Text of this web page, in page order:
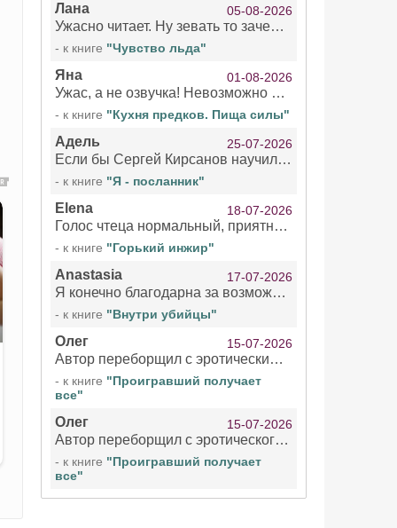
Лана 05-08-2026
Ужасно читает. Ну зевать то зачем. Уже не говорю, что ударения ставит, как хочет.
- к книге "Чувство льда"
Яна 01-08-2026
Ужас, а не озвучка! Невозможно вникать в смысл текста из за кривляний чтеца
- к книге "Кухня предков. Пища силы"
Адель 25-07-2026
Если бы Сергей Кирсанов научился не сглатывать каждые 1-2 минуты слюну, так что слышно в микрофоне и, что вызывает отвращение, то мелжно было бы слушать.
- к книге "Я - посланник"
Elena 18-07-2026
Голос чтеца нормальный, приятный тембр. Мне очень понравилось озвучивание рассказа. Очень странный отзыв Надежды. Может у неё что-то с нервами?
- к книге "Горький инжир"
Anastasia 17-07-2026
Я конечно благодарна за возможность бесплатно слушать книги даже новинки , но чтение этой книги просто ужасно
- к книге "Внутри убийцы"
Олег 15-07-2026
Автор переборщил с эротическими сценами. Похоже, с этим у него проблемы.
- к книге "Проигравший получает
все"
Олег 15-07-2026
Автор переборщил с эротического сценами. Похоже, с этим у него проблемы.
- к книге "Проигравший получает
все"